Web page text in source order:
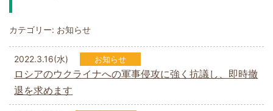
カテゴリー: お知らせ
2022.3.16(水) お知らせ
ロシアのウクライナへの軍事侵攻に強く抗議し、即時撤
退を求めます